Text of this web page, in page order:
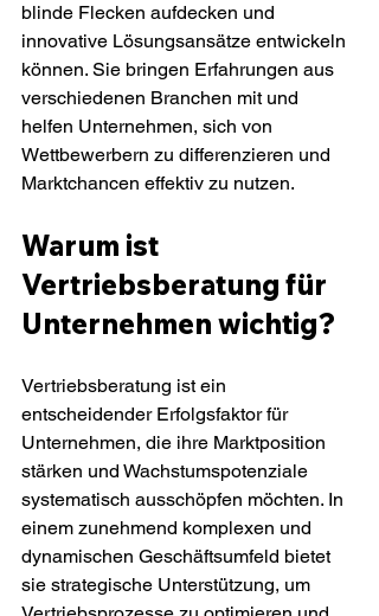
blinde Flecken aufdecken und
innovative Lösungsansätze entwickeln
können. Sie bringen Erfahrungen aus
verschiedenen Branchen mit und
helfen Unternehmen, sich von
Wettbewerbern zu differenzieren und
Marktchancen effektiv zu nutzen.
Warum ist
Vertriebsberatung für
Unternehmen wichtig?
Vertriebsberatung ist ein
entscheidender Erfolgsfaktor für
Unternehmen, die ihre Marktposition
stärken und Wachstumspotenziale
systematisch ausschöpfen möchten. In
einem zunehmend komplexen und
dynamischen Geschäftsumfeld bietet
sie strategische Unterstützung, um